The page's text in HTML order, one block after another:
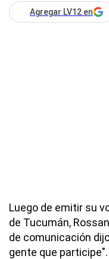
Agregar LV12 en
Luego de emitir su
de Tucumán,
de comunicación
gente que participe".